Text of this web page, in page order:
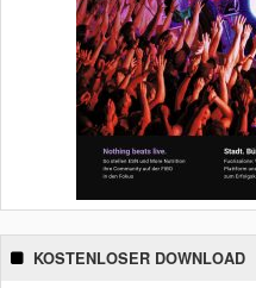
KOSTENLOSER DOWNLOAD